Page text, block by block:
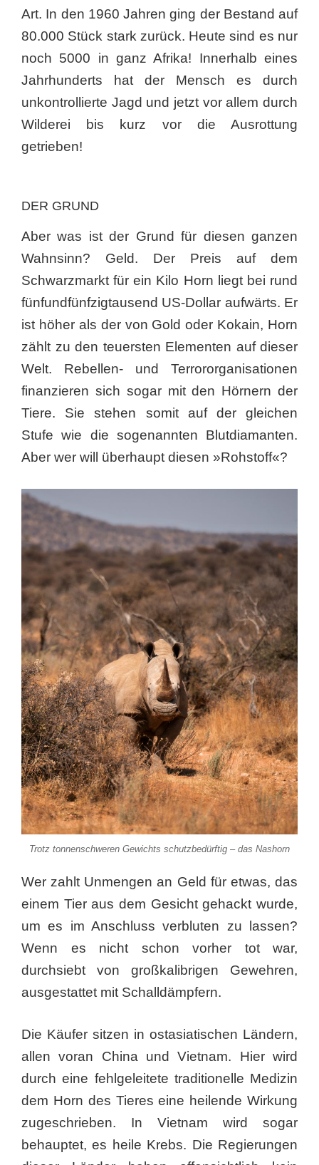
Art. In den 1960 Jahren ging der Bestand auf
80.000 Stück stark zurück. Heute sind es nur
noch 5000 in ganz Afrika! Innerhalb eines
Jahrhunderts hat der Mensch es durch
unkontrollierte Jagd und jetzt vor allem durch
Wilderei bis kurz vor die Ausrottung
getrieben!
DER GRUND
Aber was ist der Grund für diesen ganzen
Wahnsinn? Geld. Der Preis auf dem
Schwarzmarkt für ein Kilo Horn liegt bei rund
fünfundfünfzigtausend US-Dollar aufwärts. Er
ist höher als der von Gold oder Kokain, Horn
zählt zu den teuersten Elementen auf dieser
Welt. Rebellen- und Terrororganisationen
finanzieren sich sogar mit den Hörnern der
Tiere. Sie stehen somit auf der gleichen
Stufe wie die sogenannten Blutdiamanten.
Aber wer will überhaupt diesen »Rohstoff«?
Trotz tonnenschweren Gewichts schutzbedürftig – das Nashorn
Wer zahlt Unmengen an Geld für etwas, das
einem Tier aus dem Gesicht gehackt wurde,
um es im Anschluss verbluten zu lassen?
Wenn es nicht schon vorher tot war,
durchsiebt von großkalibrigen Gewehren,
ausgestattet mit Schalldämpfern.
Die Käufer sitzen in ostasiatischen Ländern,
allen voran China und Vietnam. Hier wird
durch eine fehlgeleitete traditionelle Medizin
dem Horn des Tieres eine heilende Wirkung
zugeschrieben. In Vietnam wird sogar
behauptet, es heile Krebs. Die Regierungen